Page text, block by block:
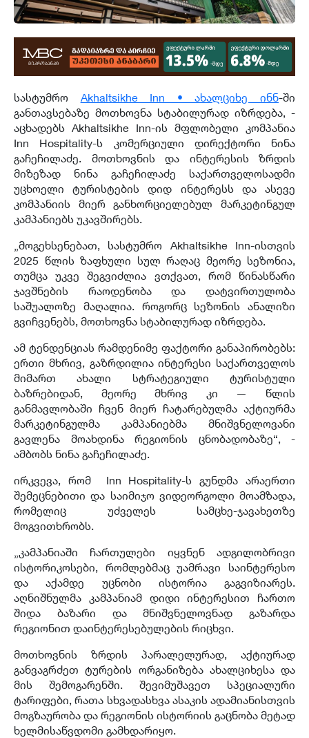
სასტუმრო Akhaltsikhe Inn • ახალციხე ინნ-ში
განთავსებაზე მოთხოვნა სტაბილურად იზრდება, -
აცხადებს Akhaltsikhe Inn-ის მფლობელი კომპანია
Inn Hospitality-ს კომერციული დირექტორი ნინა
გაჩეჩილაძე. მოთხოვნის და ინტერესის ზრდის
მიზეზად ნინა გაჩეჩილაძე საქართველოსადმი
უცხოელი ტურისტების დიდ ინტერესს და ასევე
კომპანიის მიერ განხორციელებულ მარკეტინგულ
კამპანიებს უკავშირებს.
„მოგეხსენებათ, სასტუმრო Akhaltsikhe Inn-ისთვის
2025 წლის ზაფხული სულ რაღაც მეორე სეზონია,
თუმცა უკვე შეგვიძლია ვთქვათ, რომ წინასწარი
ჯავშნების რაოდენობა და დატვირთულობა
საშუალოზე მაღალია. როგორც სეზონის ანალიზი
გვიჩვენებს, მოთხოვნა სტაბილურად იზრდება.
ამ ტენდენციას რამდენიმე ფაქტორი განაპირობებს:
ერთი მხრივ, გაზრდილია ინტერესი საქართველოს
მიმართ ახალი სტრატეგიული ტურისტული
ბაზრებიდან, მეორე მხრივ კი — წლის
განმავლობაში ჩვენ მიერ ჩატარებულმა აქტიურმა
მარკეტინგულმა კამპანიებმა მნიშვნელოვანი
გავლენა მოახდინა რეგიონის ცნობადობაზე“, -
ამბობს ნინა გაჩეჩილაძე.
ირკვევა, რომ Inn Hospitality-ს გუნდმა არაერთი
შემეცნებითი და საიმიჯო ვიდეორგოლი მოამზადა,
რომელიც უძველეს სამცხე-ჯავახეთზე
მოგვითხრობს.
„კამპანიაში ჩართულები იყვნენ ადგილობრივი
ისტორიკოსები, რომლებმაც უამრავი საინტერესო
და აქამდე უცნობი ისტორია გაგვიზიარეს.
აღნიშნულმა კამპანიამ დიდი ინტერესით ჩართო
შიდა ბაზარი და მნიშვნელოვნად გაზარდა
რეგიონით დაინტერესებულების რიცხვი.
მოთხოვნის ზრდის პარალელურად, აქტიურად
განვაგრძეთ ტურების ორგანიზება ახალციხესა და
მის შემოგარენში. შევიმუშავეთ სპეციალური
ტარიფები, რათა სხვადასხვა ასაკის ადამიანისთვის
მოგზაურობა და რეგიონის ისტორიის გაცნობა მეტად
ხელმისაწვდომი გამხდარიყო.